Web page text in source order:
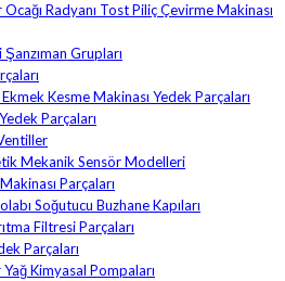
Radyanı Tost Piliç Çevirme Makinası
Grupları
Kesme Makinası Yedek Parçaları
Parçaları
Mekanik Sensör Modelleri
Parçaları
Soğutucu Buzhane Kapıları
Filtresi Parçaları
Parçaları
Yağ Kimyasal Pompaları